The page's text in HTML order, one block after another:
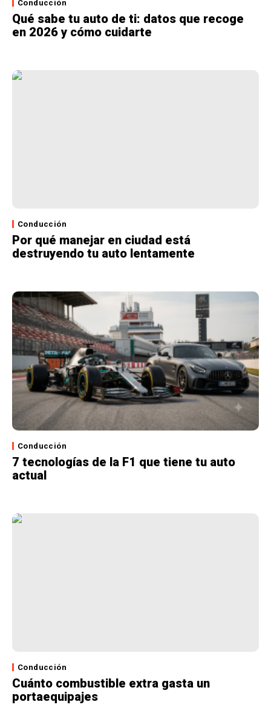
Conducción
Qué sabe tu auto de ti: datos que recoge
en 2026 y cómo cuidarte
Conducción
Por qué manejar en ciudad está
destruyendo tu auto lentamente
Conducción
7 tecnologías de la F1 que tiene tu auto
actual
Conducción
Cuánto combustible extra gasta un
portaequipajes